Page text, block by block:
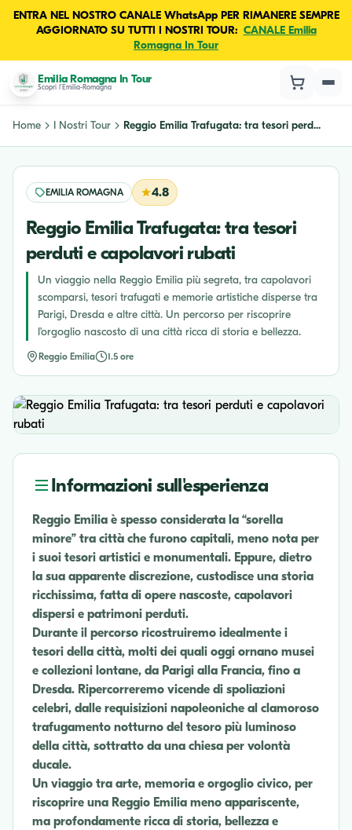
ENTRA NEL NOSTRO CANALE WhatsApp PER RIMANERE SEMPRE
AGGIORNATO SU TUTTI I NOSTRI TOUR: CANALE Emilia
Romagna In Tour
Emilia Romagna In Tour
Scopri l'Emilia-Romagna
Home I Nostri Tour Reggio Emilia Trafugata: tra tesori perd...
EMILIA ROMAGNA 4.8
Reggio Emilia Trafugata: tra tesori
perduti e capolavori rubati
Un viaggio nella Reggio Emilia più segreta, tra capolavori
scomparsi, tesori trafugati e memorie artistiche disperse tra
Parigi, Dresda e altre città. Un percorso per riscoprire
l’orgoglio nascosto di una città ricca di storia e bellezza.
Reggio Emilia 1.5 ore
Informazioni sull'esperienza
Reggio Emilia è spesso considerata la “sorella
minore” tra città che furono capitali, meno nota per
i suoi tesori artistici e monumentali. Eppure, dietro
la sua apparente discrezione, custodisce una storia
ricchissima, fatta di opere nascoste, capolavori
dispersi e patrimoni perduti.
Durante il percorso ricostruiremo idealmente i
tesori della città, molti dei quali oggi ornano musei
e collezioni lontane, da Parigi alla Francia, fino a
Dresda. Ripercorreremo vicende di spoliazioni
celebri, dalle requisizioni napoleoniche al clamoroso
trafugamento notturno del tesoro più luminoso
della città, sottratto da una chiesa per volontà
ducale.
Un viaggio tra arte, memoria e orgoglio civico, per
riscoprire una Reggio Emilia meno appariscente,
ma profondamente ricca di storia, bellezza e